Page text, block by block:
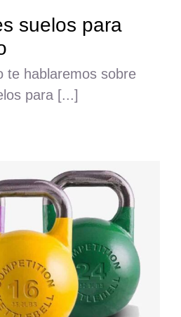
suelos para
te hablaremos sobre
para [...]